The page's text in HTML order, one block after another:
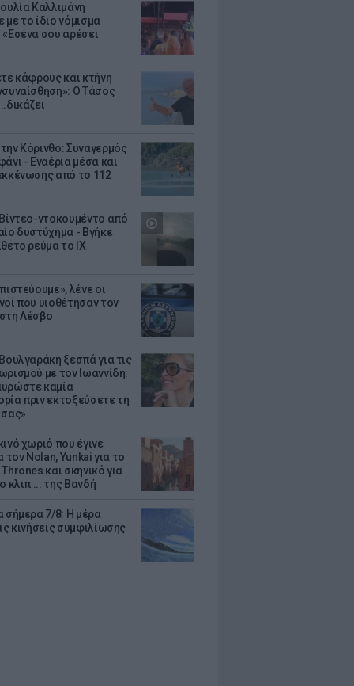
Καλλιμάνη
το ίδιο νόμισμα
σου αρέσει
κάφρους και κτήνη
Ο Τάσος
Κόρινθο: Συναγερμός
- Εναέρια μέσα και
από το 112
ντοκουμέντο από
δυστύχημα - Βγήκε
ρεύμα το ΙΧ
λένε οι
που υιοθέτησαν τον
Λέσβο
ξεσπά για τις
με τον Ιωαννίδη:
καμία
πριν εκτοξεύσετε τη
χωριό που έγινε
τον Nolan, Yunkai για το
και σκηνικό για
κλιπ ... της Βανδή
σήμερα 7/8: Η μέρα
κινήσεις συμφιλίωσης